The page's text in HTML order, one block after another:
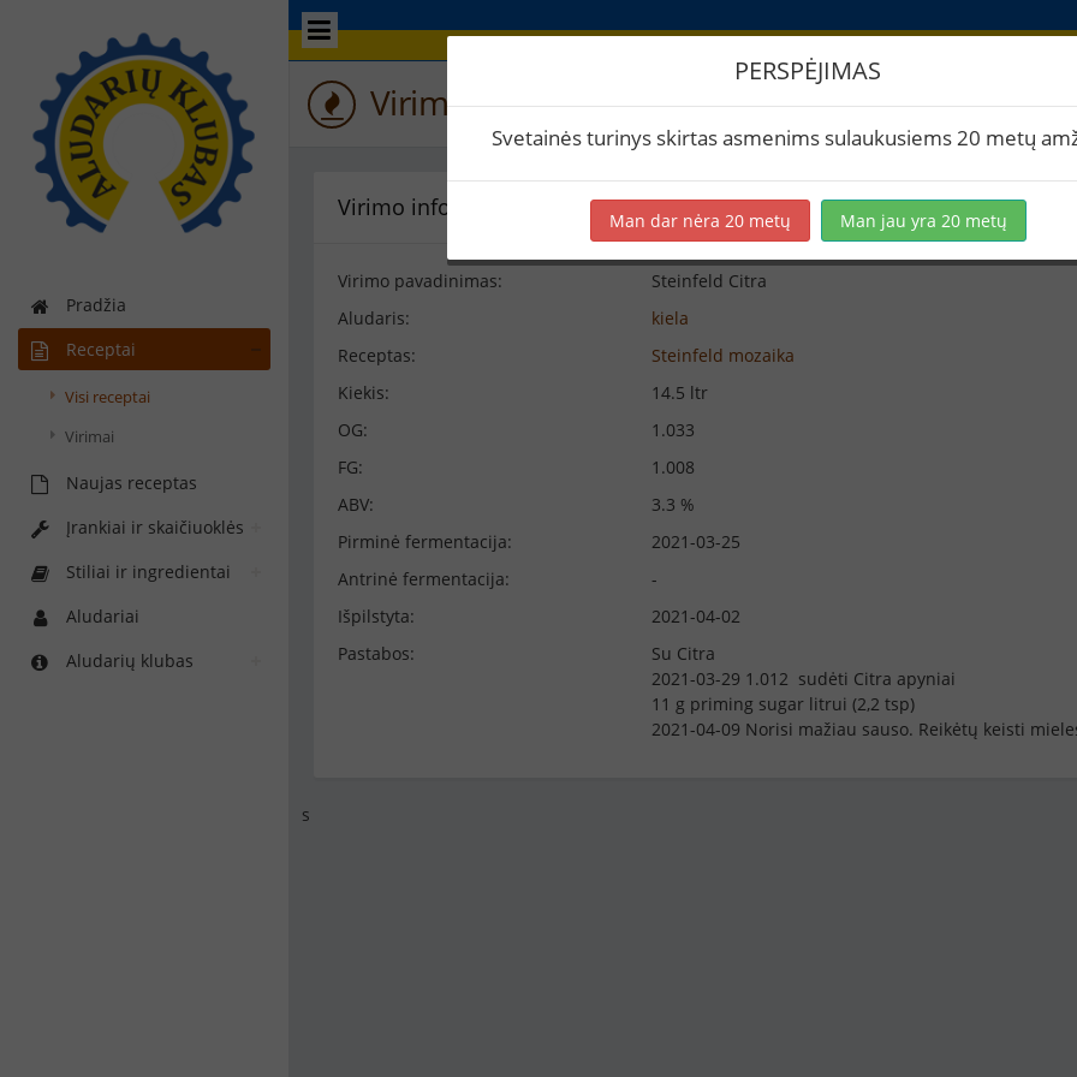
Pradžia
Receptai
Visi receptai
Virimai
Naujas receptas
Įrankiai ir skaičiuoklės
Stiliai ir ingredientai
Aludariai
Aludarių klubas
Virimo peržiūra
Virimo informacija
Virimo pavadinimas:
Steinfeld Citra
Aludaris:
kiela
Receptas:
Steinfeld mozaika
Kiekis:
14.5 ltr
OG:
1.033
FG:
1.008
ABV:
3.3 %
Pirminė fermentacija:
2021-03-25
Antrinė fermentacija:
-
Išpilstyta:
2021-04-02
Pastabos:
Su Citra
2021-03-29 1.012 sudėti Citra apyniai
11 g priming sugar litrui (2,2 tsp)
2021-04-09 Norisi mažiau sauso. Reikėtų keisti
s
PERSPĖJIMAS
Svetainės turinys skirtas asmenims sulaukusiems 20 metų
Man dar nėra 20 metų Man jau yra 20 metų